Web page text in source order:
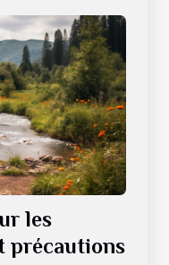
les
précautions